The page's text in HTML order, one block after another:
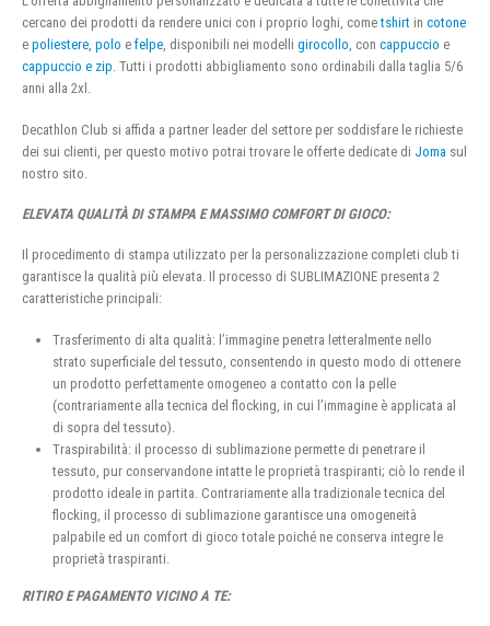
cercano dei prodotti da rendere unici con i proprio loghi, cometshirt in cotone
e poliestere, polo e felpe, disponibili nei modelli girocollo, con cappuccio e
cappuccio e zip. Tutti i prodotti abbigliamento sono ordinabili dalla taglia 5/6
anni alla 2xl.
Decathlon Club si affida a partner leader del settore per soddisfare le richieste
dei sui clienti, per questo motivo potrai trovare le offerte dedicate di Joma sul
nostro sito.
ELEVATA QUALITÀ DI STAMPA E MASSIMO COMFORT DI GIOCO:
Il procedimento di stampa utilizzato per la personalizzazione completi club ti
garantisce la qualità più elevata. Il processo di SUBLIMAZIONE presenta 2
caratteristiche principali:
Trasferimento di alta qualità: l’immagine penetra letteralmente nello
strato superficiale del tessuto, consentendo in questo modo di ottenere
un prodotto perfettamente omogeneo a contatto con la pelle
(contrariamente alla tecnica del flocking, in cui l’immagine è applicata al
di sopra del tessuto).
Traspirabilità: il processo di sublimazione permette di penetrare il
tessuto, pur conservandone intatte le proprietà traspiranti; ciò lo rende il
prodotto ideale in partita. Contrariamente alla tradizionale tecnica del
flocking, il processo di sublimazione garantisce una omogeneità
palpabile ed un comfort di gioco totale poiché ne conserva integre le
proprietà traspiranti.
RITIRO E PAGAMENTO VICINO A TE: